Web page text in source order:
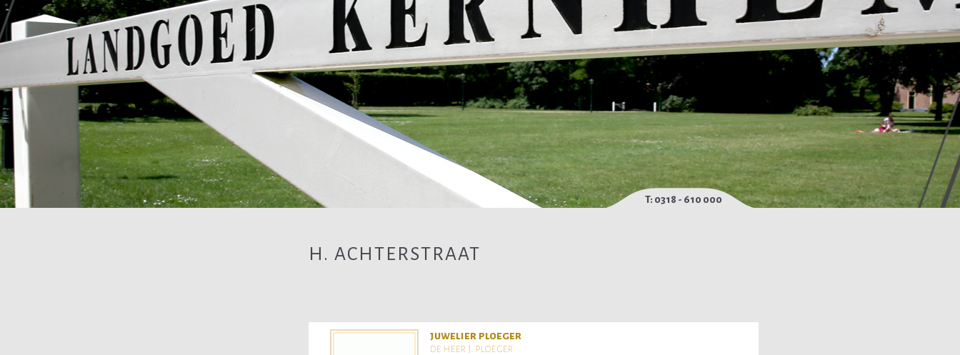
T: 0318 - 610 000
H. ACHTERSTRAAT
juwelier ploeger
de heer j. ploeger